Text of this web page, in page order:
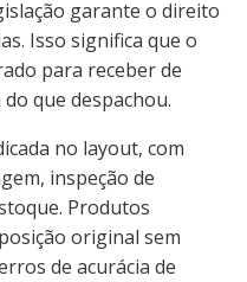
garante o direito
Isso significa que o
para receber de
que despachou.
no layout, com
inspeção de
Produtos
original sem
de acurácia de